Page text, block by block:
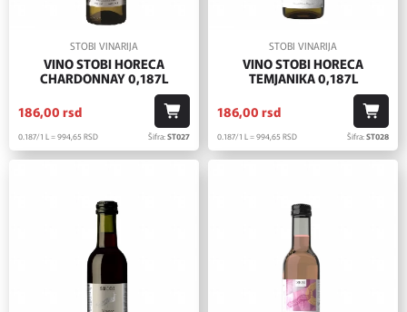
STOBI VINARIJA
VINO STOBI HORECA
CHARDONNAY 0,187L
186,00 rsd
0.187/1 L = 994,65 RSD Šifra:ST027
STOBI VINARIJA
VINO STOBI HORECA
TEMJANIKA 0,187L
186,00 rsd
0.187/1 L = 994,65 RSD Šifra:ST028